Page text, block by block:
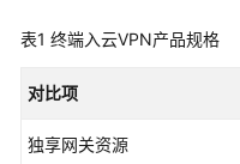
态
产
介
表1 终端入云VPN产品规格
对比项
独享网关资源